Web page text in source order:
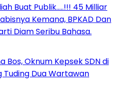
Buat Publik…..!!! 45 Milliar
Kemana, BPKAD Dan
Diam Seribu Bahasa.
Bos, Oknum Kepsek SDN di
Tuding Dua Wartawan